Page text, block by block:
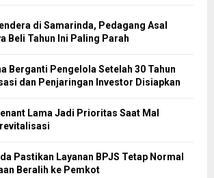
di Samarinda, Pedagang Asal
Beli Tahun Ini Paling Parah
Berganti Pengelola Setelah 30 Tahun
dan Penjaringan Investor Disiapkan
Lama Jadi Prioritas Saat Mal
Pastikan Layanan BPJS Tetap Normal
Beralih ke Pemkot